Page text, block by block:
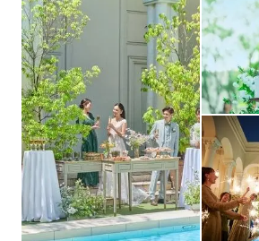
二次会 対応可
送迎 指定場所からの送迎バス手配可
支払方法
現金・振込・カード払いは内
払い】【ご祝儀払い】など各
キャンセルポリ
シー
【結婚式の開催を検討できる日
ける規定】
契約成立後にお客様のご都合に
をする場合、キャンセル料金を
セル費用・開催日変更・ご招待
は会場までお問い合わせくださ